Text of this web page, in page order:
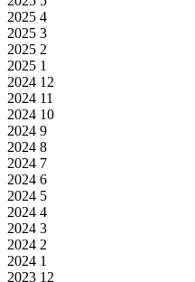
2025 4
2025 3
2025 2
2025 1
2024 12
2024 11
2024 10
2024 9
2024 8
2024 7
2024 6
2024 5
2024 4
2024 3
2024 2
2024 1
2023 12